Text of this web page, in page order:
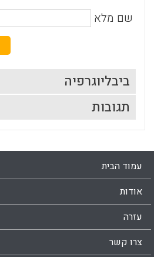
שם מלא
ביבליוגרפיה
תגובות
עמוד הבית
אודות
עזרה
צרו קשר